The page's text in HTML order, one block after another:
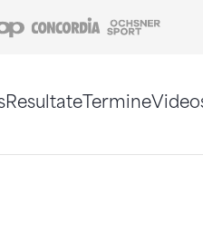
Coop Concordia
ResultateTermine